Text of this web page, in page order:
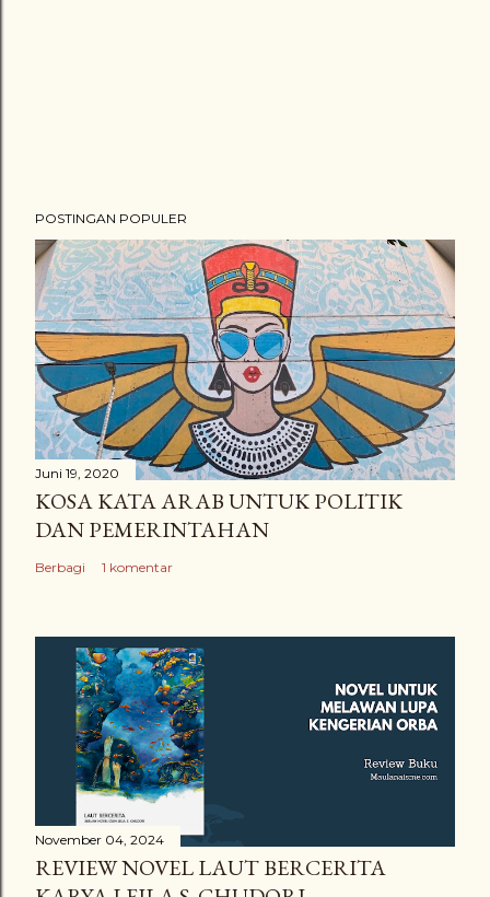
POSTINGAN POPULER
Juni 19, 2020
KOSA KATA ARAB UNTUK POLITIK
DAN PEMERINTAHAN
Berbagi 1 komentar
November 04, 2024
REVIEW NOVEL LAUT BERCERITA